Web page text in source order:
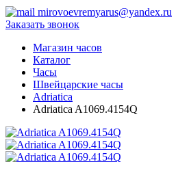
mirovoevremyarus@yandex.ru
Заказать звонок
Магазин часов
Каталог
Часы
Швейцарские часы
Adriatica
Adriatica A1069.4154Q